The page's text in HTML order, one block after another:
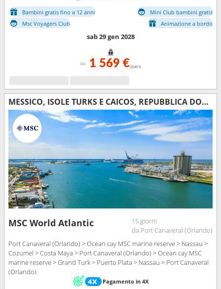
Bambini gratis fino a 12 anni
Mini Club bambini gratis
Msc Voyagers Club
Animazione a bordo
sab 29 gen 2028
da 1 569 €/pers
MESSICO, ISOLE TURKS E CAICOS, REPUBBLICA DOMINICANA, BAHAMAS, STATI UNITI
MSC World Atlantic
15 giorni
da Port Canaveral (Orlando)
Port Canaveral (Orlando) > Ocean cay MSC marine reserve > Nassau >
Cozumel > Costa Maya > Port Canaveral (Orlando) > Ocean cay MSC
marine reserve > Grand Turk > Puerto Plata > Nassau > Port Canaveral
(Orlando)
Pagamento in 4X